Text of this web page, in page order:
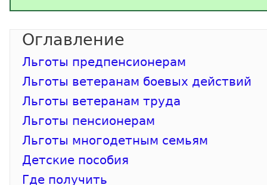
Льготы предпенсионерам
Льготы ветеранам боевых действий
Льготы ветеранам труда
Льготы пенсионерам
Льготы многодетным семьям
Детские пособия
Где получить